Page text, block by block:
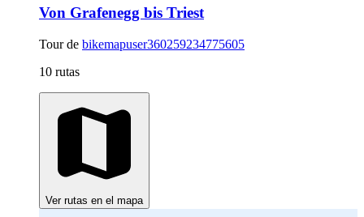
Von Grafenegg bis Triest
Tour de bikemapuser360259234775605
10 rutas
Ver rutas en el mapa